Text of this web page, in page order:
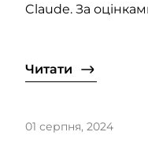
Claude. За
Читати
01 серпня, 2024